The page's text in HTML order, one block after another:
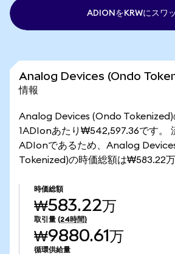
ADIONをKRWにスワ
Analog Devices (Ondo
情報
Analog Devices (Ondo Tokenized)
1ADIonあたり₩542,597.36です。
ADIonであるため、Analog
Tokenized)の時価総額は₩583.22万
時価総額
₩583.22万
取引量 (24時間)
₩9880.61万
循環供給量